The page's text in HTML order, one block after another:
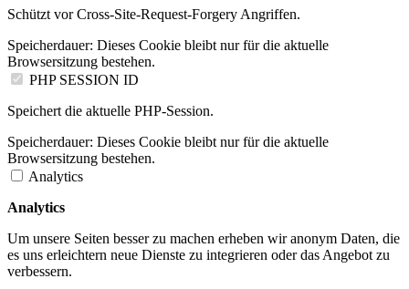
Schützt vor Cross-Site-Request-Forgery Angriffen.
Speicherdauer: Dieses Cookie bleibt nur für die aktuelle
Browsersitzung bestehen.
PHP SESSION ID
Speichert die aktuelle PHP-Session.
Speicherdauer: Dieses Cookie bleibt nur für die aktuelle
Browsersitzung bestehen.
Analytics
Analytics
Um unsere Seiten besser zu machen erheben wir anonym Daten, die
es uns erleichtern neue Dienste zu integrieren oder das Angebot zu
verbessern.